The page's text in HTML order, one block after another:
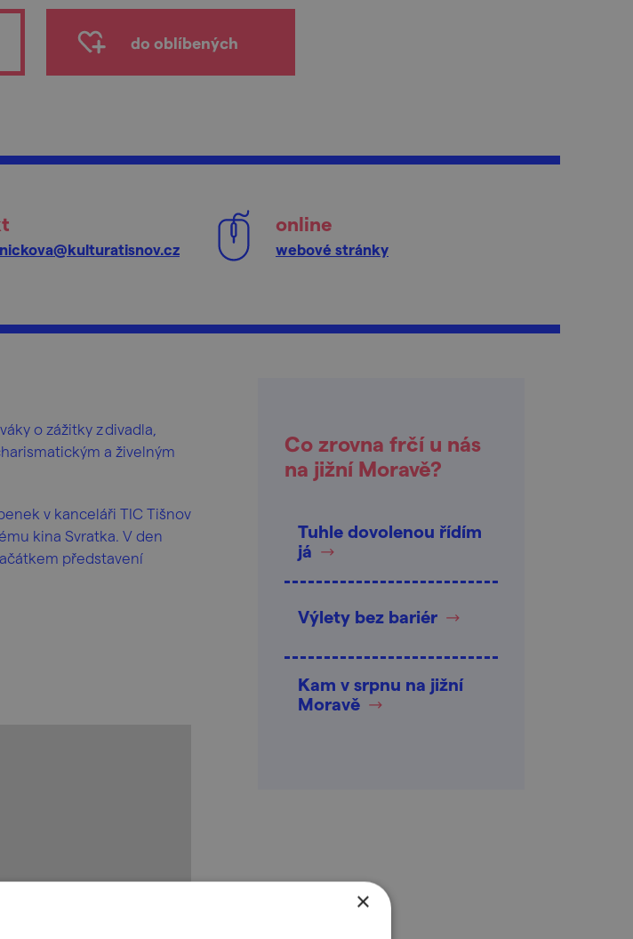
do oblíbených
online
webové stránky
o zážitky z divadla,
a živelným
v kanceláři TIC Tišnov
kina Svratka. V den
představení
Co zrovna frčí u nás
na jižní Moravě?
Tuhle dovolenou řídím
já
Výlety bez bariér
Kam v srpnu na jižní
Moravě
×